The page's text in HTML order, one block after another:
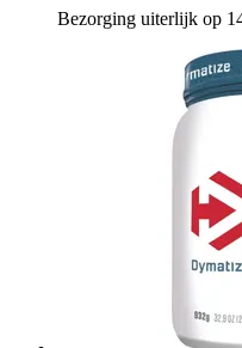
Bezorging uiterlijk op